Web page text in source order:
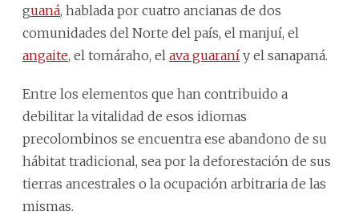
guaná, hablada por cuatro ancianas de dos
comunidades del Norte del país, el manjuí, el
angaite, el tomáraho, el ava guaraní y el sanapaná.
Entre los elementos que han contribuido a
debilitar la vitalidad de esos idiomas
precolombinos se encuentra ese abandono de su
hábitat tradicional, sea por la deforestación de sus
tierras ancestrales o la ocupación arbitraria de las
mismas.